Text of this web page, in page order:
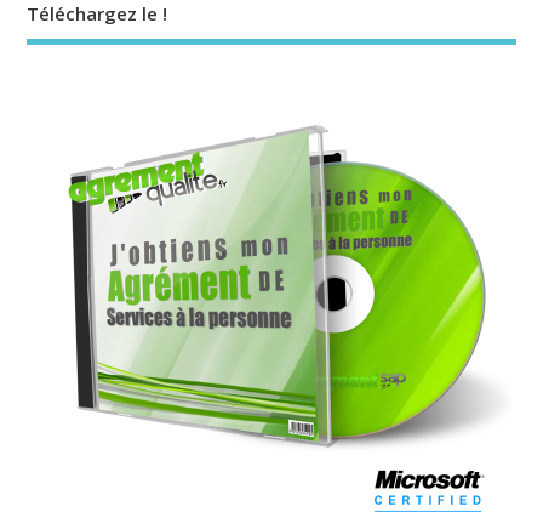
Téléchargez le !